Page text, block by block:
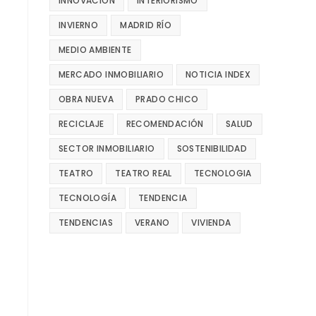
INVIERNO MADRID RÍO
MEDIO AMBIENTE
MERCADO INMOBILIARIO NOTICIA INDEX
OBRA NUEVA PRADO CHICO
RECICLAJE RECOMENDACIÓN SALUD
SECTOR INMOBILIARIO SOSTENIBILIDAD
TEATRO TEATRO REAL TECNOLOGIA
TECNOLOGÍA TENDENCIA
TENDENCIAS VERANO VIVIENDA